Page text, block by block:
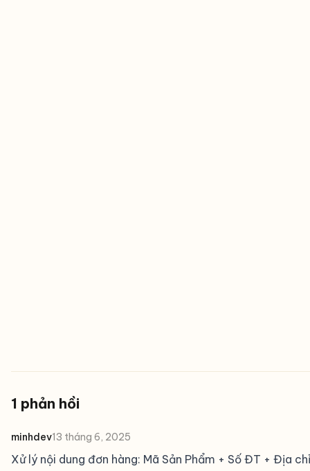
1 phản hồi
minhdev13 tháng 6, 2025
Xử lý nội dung đơn hàng: Mã Sản Phẩm + Số ĐT + Địa